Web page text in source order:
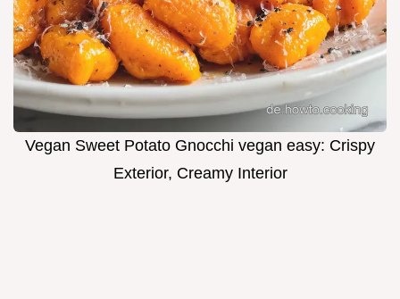
Vegan Sweet Potato Gnocchi vegan easy: Crispy
Exterior, Creamy Interior